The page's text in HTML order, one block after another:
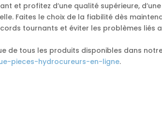
et profitez d’une qualité supérieure,
Faites le choix de la fiabilité dès
tournants et éviter les problèmes liés
de tous les produits disponibles dans
pieces-hydrocureurs-en-ligne.